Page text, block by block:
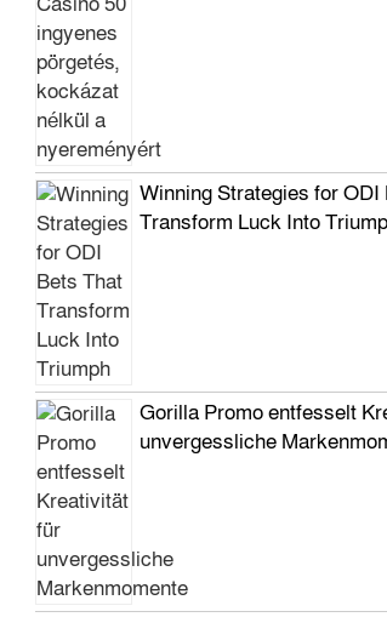
Winning Strategies for ODI
Transform Luck Into
Gorilla Promo entfesselt
unvergessliche